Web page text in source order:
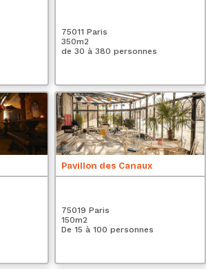
75011 Paris
350m2
de 30 à 380 personnes
Pavillon des Canaux
75019 Paris
150m2
De 15 à 100 personnes